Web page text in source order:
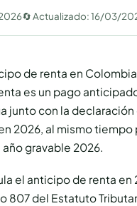
🔄 Actualizado:16/03/
de renta en
es un pago
junto con la
2026, al mismo
gravable 2026.
el anticipo de renta en
807 del Estatuto